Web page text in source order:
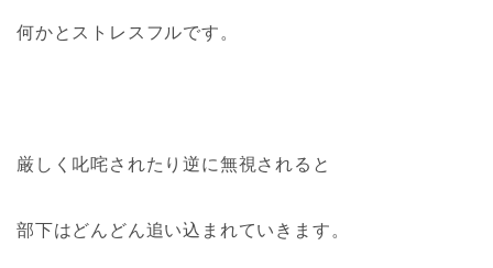
何かとストレスフルです。
厳しく叱咤されたり逆に無視されると
部下はどんどん追い込まれていきます。